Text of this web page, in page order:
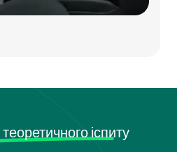
іспиту